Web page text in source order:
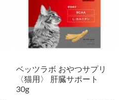
ベッツラボ おやつサプリ
〈猫用〉 肝臓サポート
30g